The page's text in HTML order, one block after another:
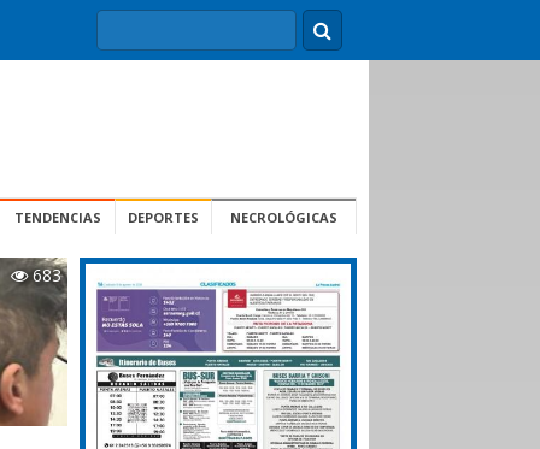
TENDENCIAS DEPORTES NECROLÓGICAS
683